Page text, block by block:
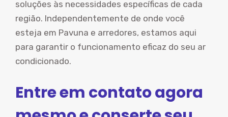
soluções às necessidades específicas de cada
região. Independentemente de onde você
esteja em Pavuna e arredores, estamos aqui
para garantir o funcionamento eficaz do seu ar
condicionado.
Entre em contato agora